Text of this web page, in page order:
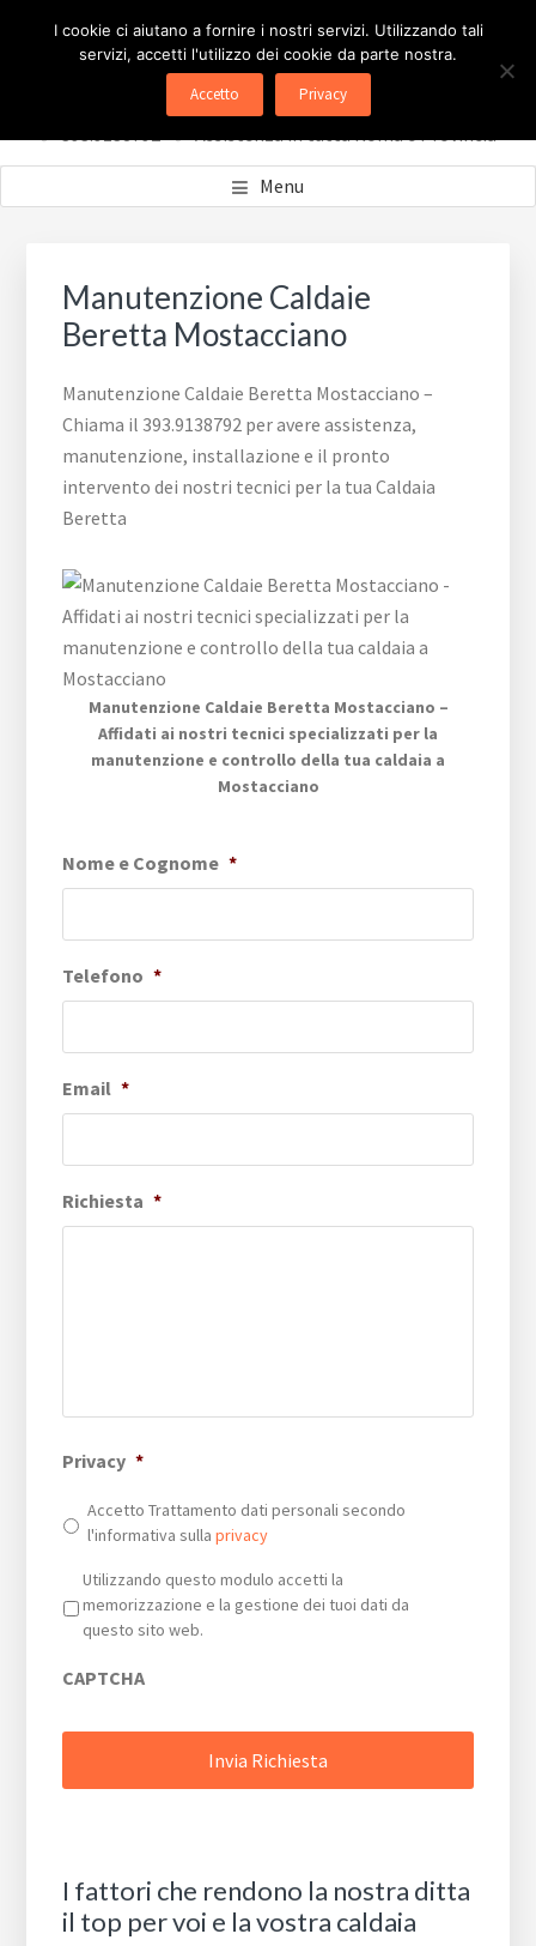
pagina
ASSISTENZA CALDAIE
BERETTA ROMA
✅ 393.9138792 - ✅ Assistenza in tutta Roma e Provincia
Menu
Manutenzione Caldaie
Beretta Mostacciano
Manutenzione Caldaie Beretta Mostacciano –
Chiama il 393.9138792 per avere assistenza,
manutenzione, installazione e il pronto
intervento dei nostri tecnici per la tua Caldaia
Beretta
Manutenzione Caldaie Beretta Mostacciano –
Affidati ai nostri tecnici specializzati per la
manutenzione e controllo della tua caldaia a
Mostacciano
Nome e Cognome *
Telefono *
Email *
Richiesta *
Privacy *
Accetto Trattamento dati personali secondo
l'informativa sullaprivacy
Privacy *
Utilizzando questo modulo accetti la
memorizzazione e la gestione dei tuoi dati da
questo sito web.
CAPTCHA
I fattori che rendono la nostra ditta
il top per voi e la vostra caldaia
I cookie ci aiutano a fornire i nostri servizi. Utilizzando tali
servizi, accetti l'utilizzo dei cookie da parte nostra.
Accetto Privacy